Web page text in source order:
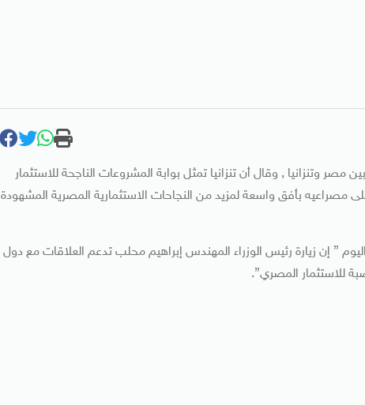
وتنزانيا , وقال أن تنزانيا تمثل بوابة المشروعات الناجحة للاستثمار
بأفق واسعة لمزيد من النجاحات الاستثمارية المصرية المشهودة
” إن زيارة رئيس الوزراء المهندس إبراهيم محلب تدعم العلاقات مع دول
للاستثمار المصري”.